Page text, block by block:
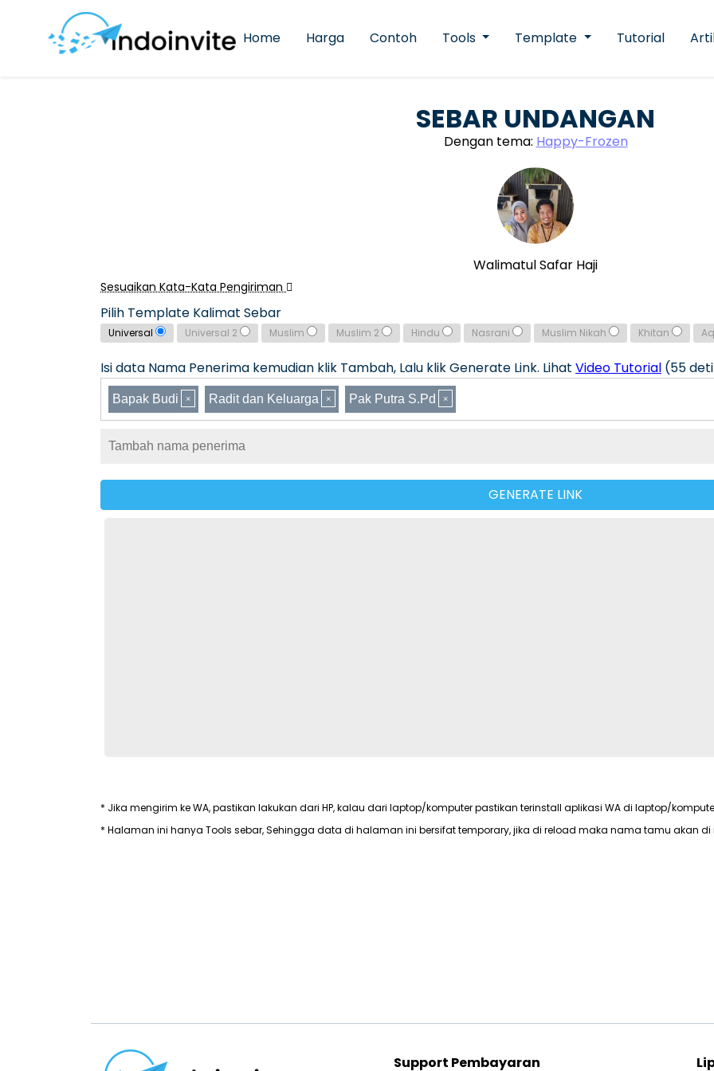
Home Harga Contoh Tools Template Tutorial
SEBAR UNDANGAN
Dengan tema: Happy-Frozen
Walimatul Safar Haji
Sesuaikan Kata-Kata Pengiriman
Pilih Template Kalimat Sebar
Universal Universal 2 Muslim Muslim 2 Hindu Nasrani Muslim Nikah Khitan
Isi data Nama Penerima kemudian klik Tambah, Lalu klik Generate Link. Lihat Video Tutorial (55
Bapak Budi Radit dan Keluarga Pak Putra S.Pd
GENERATE LINK
* Jika mengirim ke WA, pastikan lakukan dari HP, kalau dari laptop/komputer pastikan terinstall aplikasi WA di laptop/
* Halaman ini hanya Tools sebar, Sehingga data di halaman ini bersifat temporary, jika di reload maka nama tamu akan di
Support Pembayaran